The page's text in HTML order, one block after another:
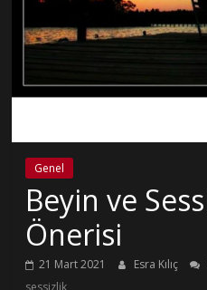
Genel
Beyin ve
Önerisi
21 Mart 2021 Esra Kılıç